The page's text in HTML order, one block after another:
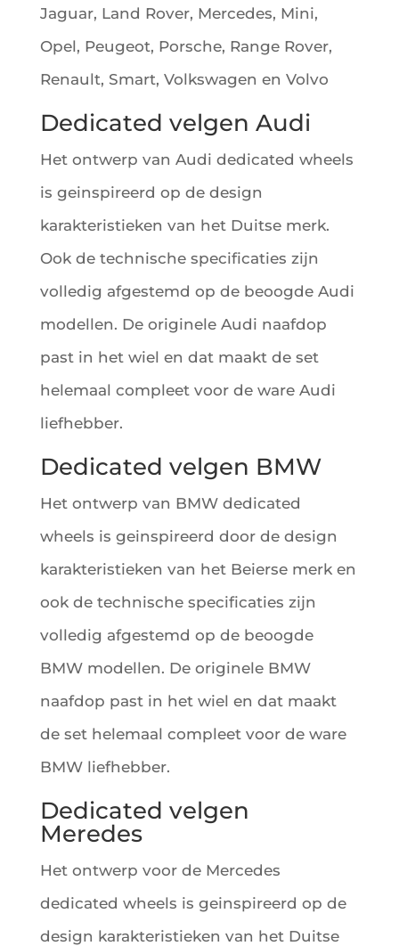
Jaguar, Land Rover, Mercedes, Mini,
Opel, Peugeot, Porsche, Range Rover,
Renault, Smart, Volkswagen en Volvo
Dedicated velgen Audi
Het ontwerp van Audi dedicated wheels
is geinspireerd op de design
karakteristieken van het Duitse merk.
Ook de technische specificaties zijn
volledig afgestemd op de beoogde Audi
modellen. De originele Audi naafdop
past in het wiel en dat maakt de set
helemaal compleet voor de ware Audi
liefhebber.
Dedicated velgen BMW
Het ontwerp van BMW dedicated
wheels is geinspireerd door de design
karakteristieken van het Beierse merk en
ook de technische specificaties zijn
volledig afgestemd op de beoogde
BMW modellen. De originele BMW
naafdop past in het wiel en dat maakt
de set helemaal compleet voor de ware
BMW liefhebber.
Dedicated velgen
Meredes
Het ontwerp voor de Mercedes
dedicated wheels is geinspireerd op de
design karakteristieken van het Duitse